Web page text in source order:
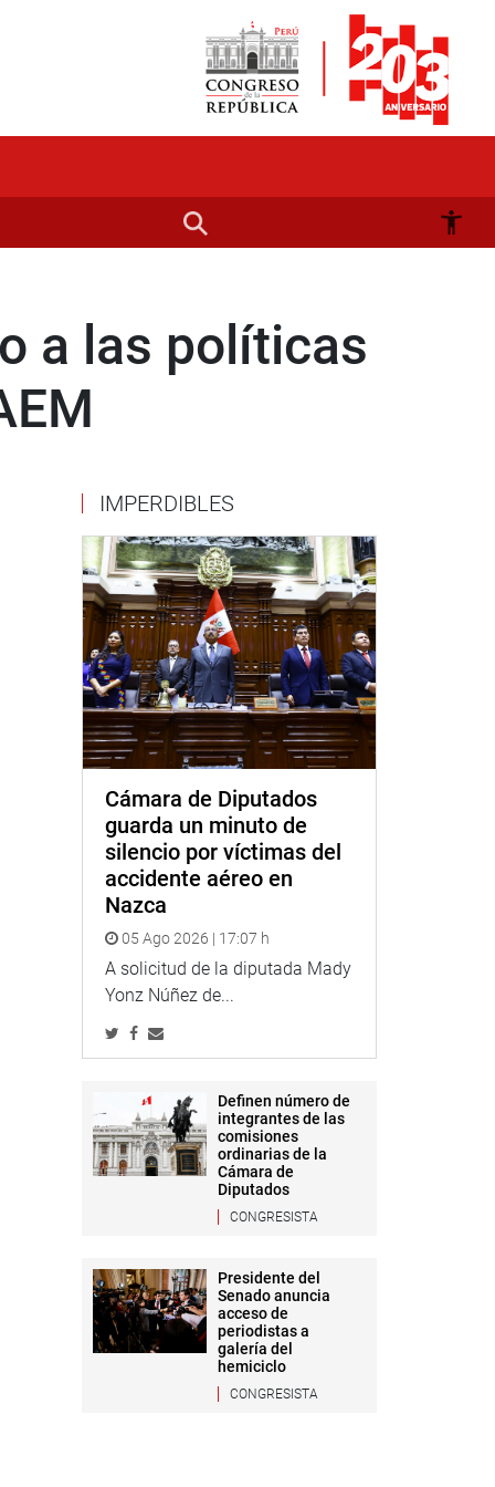
a las políticas
IMPERDIBLES
Cámara de Diputados
guarda un minuto de
silencio por víctimas del
accidente aéreo en
Nazca
05 Ago 2026 | 17:07 h
A solicitud de la diputada Mady
Yonz Núñez de...
Definen número de
integrantes de las
comisiones
ordinarias de la
Cámara de
Diputados
CONGRESISTA
Presidente del
Senado anuncia
acceso de
periodistas a
galería del
hemiciclo
CONGRESISTA